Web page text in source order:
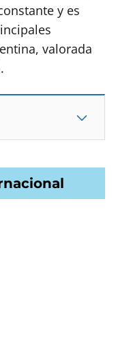
y es
valorada